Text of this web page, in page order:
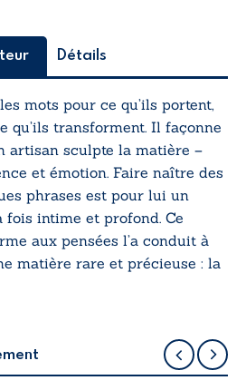
Détails
mots pour ce qu’ils portent,
qu’ils transforment. Il façonne
artisan sculpte la matière –
et émotion. Faire naître des
phrases est pour lui un
fois intime et profond. Ce
aux pensées l’a conduit à
matière rare et précieuse : la